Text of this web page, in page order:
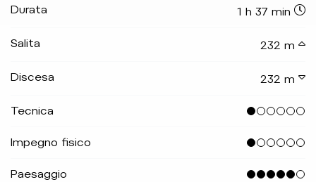
Durata 1 h 37 min
Salita 232 m
Discesa 232 m
Tecnica
Impegno fisico
Paesaggio